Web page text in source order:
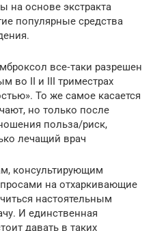
на основе экстракта
популярные средства
все‑таки разрешен
во II и III триместрах
То же самое касается
но только после
польза/риск,
лечащий врач
консультирующим
на отхаркивающие
настоятельным
И единственная
давать в таких